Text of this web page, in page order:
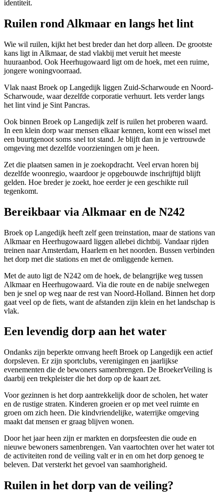
identiteit.
Ruilen rond Alkmaar en langs het lint
Wie wil ruilen, kijkt het best breder dan het dorp alleen. De grootste
kans ligt in Alkmaar, de stad vlakbij met veruit het meeste
huuraanbod. Ook Heerhugowaard ligt om de hoek, met een ruime,
jongere woningvoorraad.
Vlak naast Broek op Langedijk liggen Zuid-Scharwoude en Noord-
Scharwoude, waar dezelfde corporatie verhuurt. Iets verder langs
het lint vind je Sint Pancras.
Ook binnen Broek op Langedijk zelf is ruilen het proberen waard.
In een klein dorp waar mensen elkaar kennen, komt een wissel met
een buurtgenoot soms snel tot stand. Je blijft dan in je vertrouwde
omgeving met dezelfde voorzieningen om je heen.
Zet die plaatsen samen in je zoekopdracht. Veel ervan horen bij
dezelfde woonregio, waardoor je opgebouwde inschrijftijd blijft
gelden. Hoe breder je zoekt, hoe eerder je een geschikte ruil
tegenkomt.
Bereikbaar via Alkmaar en de N242
Broek op Langedijk heeft zelf geen treinstation, maar de stations van
Alkmaar en Heerhugowaard liggen allebei dichtbij. Vandaar rijden
treinen naarAmsterdam, Haarlem en het noorden. Bussen verbinden
het dorp met die stations en met de omliggende kernen.
Met de auto ligt de N242 om de hoek, de belangrijke weg tussen
Alkmaar en Heerhugowaard. Via die route en de nabije snelwegen
ben je snel op weg naar de rest van Noord-Holland. Binnen het dorp
gaat veel op de fiets, want de afstanden zijn klein en het landschap is
vlak.
Een levendig dorp aan het water
Ondanks zijn beperkte omvang heeft Broek op Langedijk een actief
dorpsleven. Er zijn sportclubs, verenigingen en jaarlijkse
evenementen die de bewoners samenbrengen. De BroekerVeiling is
daarbij een trekpleister die het dorp op de kaart zet.
Voor gezinnen is het dorp aantrekkelijk door de scholen, het water
en de rustige straten. Kinderen groeien er op met veel ruimte en
groen om zich heen. Die kindvriendelijke, waterrijke omgeving
maakt dat mensen er graag blijven wonen.
Door het jaar heen zijn er markten en dorpsfeesten die oude en
nieuwe bewoners samenbrengen. Van vaartochten over het water tot
de activiteiten rond de veiling valt er in en om het dorp genoeg te
beleven. Dat versterkt het gevoel van saamhorigheid.
Ruilen in het dorp van de veiling?